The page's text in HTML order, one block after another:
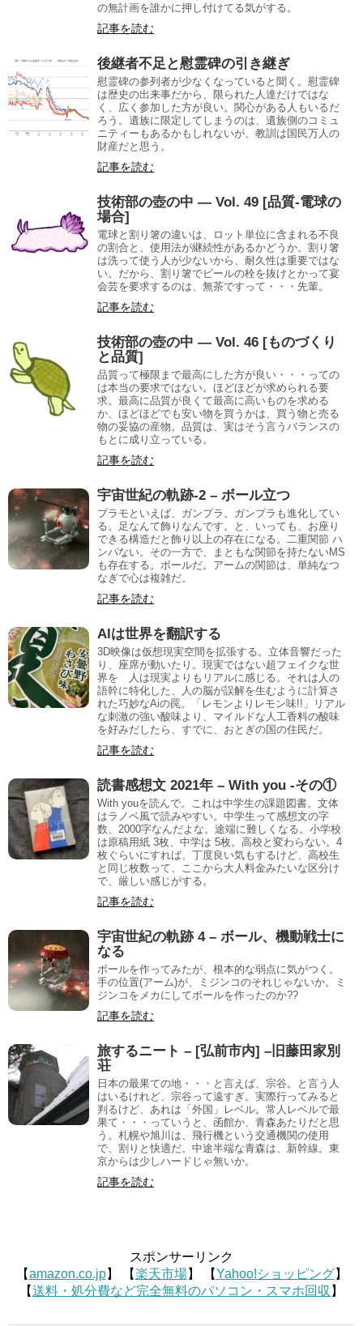
の無計画を誰かに押し付けてる気がする。
記事を読む
後継者不足と慰霊碑の引き継ぎ
慰霊碑の参列者が少なくなっていると聞く。慰霊碑
は歴史の出来事だから、限られた人達だけではな
く、広く参加した方が良い。関心がある人もいるだ
ろう。遺族に限定してしまうのは、遺族側のコミュ
ニティーもあるかもしれないが、教訓は国民万人の
財産だと思う。
記事を読む
技術部の壺の中 — Vol. 49 [品質-電球の
場合]
電球と割り箸の違いは、ロット単位に含まれる不良
の割合と、使用法が継続性があるかどうか。割り箸
は洗って使う人が少ないから、耐久性は重要ではな
い。だから、割り箸でビールの栓を抜けとかって宴
会芸を要求するのは、無茶ですって・・・先輩。
記事を読む
技術部の壺の中 — Vol. 46 [ものづくり
と品質]
品質って極限まで最高にした方が良い・・・っての
は本当の要求ではない。ほどほどが求められる要
求。最高に品質が良くて最高に高いものを求める
か、ほどほどでも安い物を買うかは、買う物と売る
物の妥協の産物。品質は、実はそう言うバランスの
もとに成り立っている。
記事を読む
宇宙世紀の軌跡-2 – ボール立つ
プラモといえば、ガンプラ。ガンプラも進化してい
る。足なんて飾りなんです。と、いっても、お座り
できる構造だと飾り以上の存在になる。二重関節 ハ
ンパない。その一方で、まともな関節を持たないMS
も存在する。ボールだ。アームの関節は、単純なつ
なぎで心は複雑だ。
記事を読む
AIは世界を翻訳する
3D映像は仮想現実空間を拡張する。立体音響だった
り、座席が動いたり。現実ではない超フェイクな世
界を 人は現実よりもリアルに感じる。それは人の
語幹に特化した、人の脳が誤解を生むように計算さ
れた巧妙なAiの罠。「レモンよりレモン味!!」リアル
な刺激の強い酸味より、マイルドな人工香料の酸味
を好みだしたら、すでに、おとぎの国の住民だ。
記事を読む
読書感想文 2021年 – With you -その①
With youを読んで。これは中学生の課題図書。文体
はラノベ風で読みやすい。中学生って感想文の字
数、2000字なんだよな。途端に難しくなる。小学校
は原稿用紙 3枚、中学は 5枚。高校と変わらない。4
枚ぐらいにすれば、丁度良い気もするけど、高校生
と同じ枚数って、ここから大人料金みたいな区分け
で、厳しい感じがする。
記事を読む
宇宙世紀の軌跡 4 – ボール、機動戦士に
なる
ボールを作ってみたが、根本的な弱点に気がつく。
手の位置(アーム)が、ミジンコのそれじゃないか。ミ
ジンコをメカにしてボールを作ったのか??
記事を読む
旅するニート – [弘前市内] –旧藤田家別
荘
日本の最果ての地・・・と言えば、宗谷。と言う人
はいるけれど、宗谷って遠すぎ。実際行ってみると
判るけど、あれは「外国」レベル。常人レベルで最
果て・・・っていうと、函館か、青森あたりだと思
う。札幌や旭川は、飛行機という交通機関の使用
で、割りと快適だ。中途半端な青森は、新幹線。東
京からは少しハードじゃ無いか。
記事を読む
スポンサーリンク
【amazon.co.jp】 【楽天市場】 【Yahoo!ショッピング】
【送料・処分費など完全無料のパソコン・スマホ回収 】